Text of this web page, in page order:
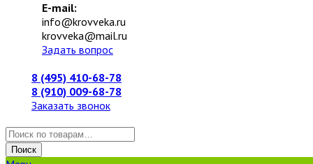
E-mail:
info@krovveka.ru
krovveka@mail.ru
Задать вопрос
8 (495) 410-68-78
8 (910) 009-68-78
Заказать звонок
Искать:
Поиск